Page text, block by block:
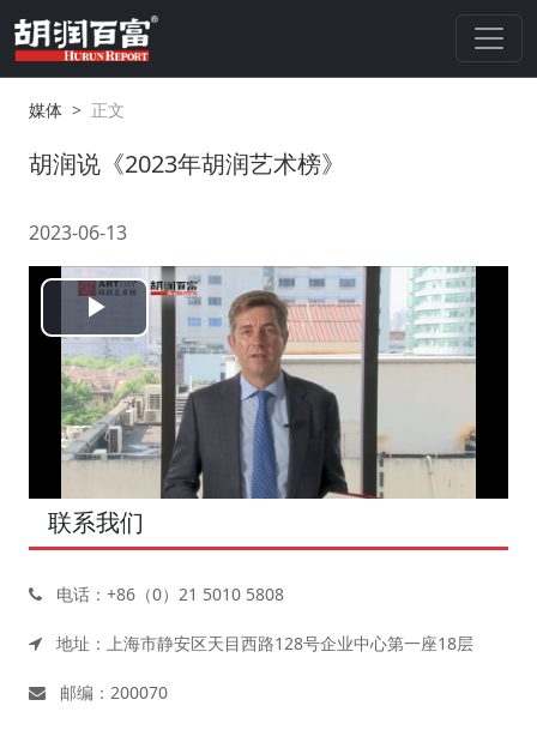
媒体 正文
胡润说《2023年胡润艺术榜》
2023-06-13
Play
Video
联系我们
电话：+86（0）21 5010 5808
地址：上海市静安区天目西路128号企业中心第一座18层
邮编：200070